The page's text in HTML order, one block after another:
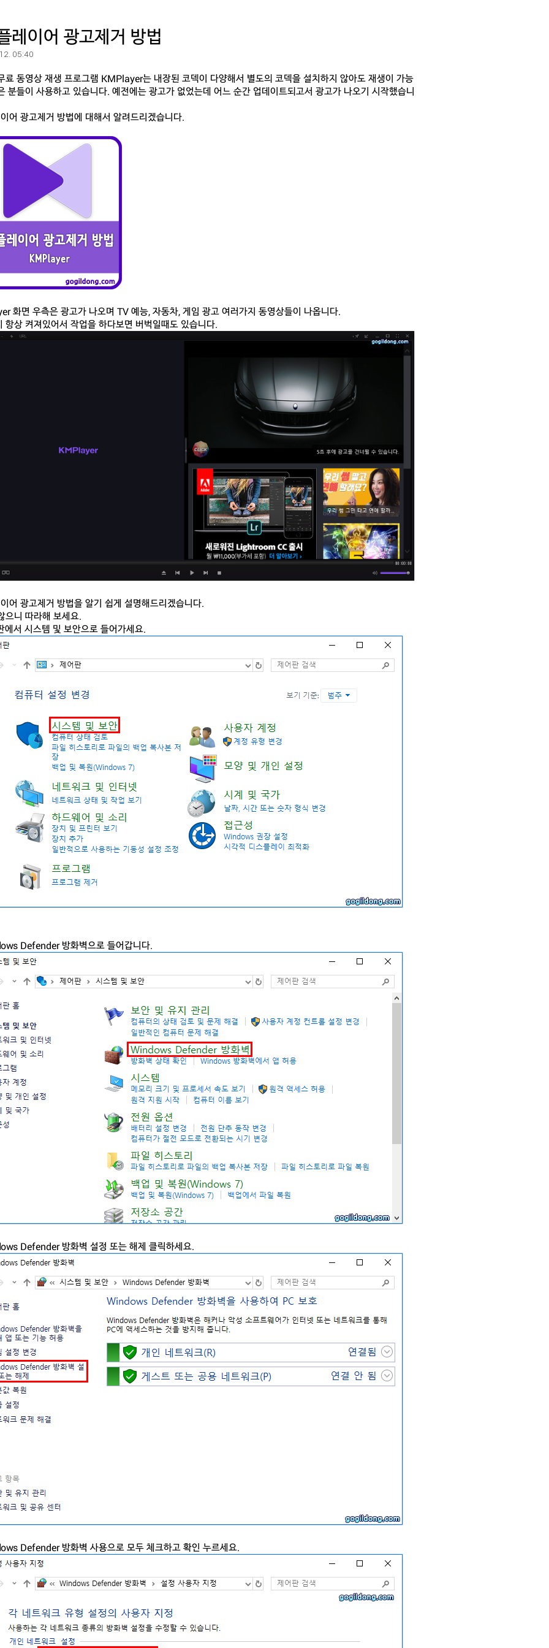
레이어 광고제거 방법
05:40
료 동영상 재생 프로그램 KMPlayer는 내장된 코덱이 다양해서 별도의 코덱을 설치하지 않아도 재생이 가능
분들이 사용하고 있습니다. 예전에는 광고가 없었는데 어느 순간 업데이트되고서 광고가 나오기 시작했습니
어 광고제거 방법에 대해서 알려드리겠습니다.
화면 우측은 광고가 나오며 TV 예능, 자동차, 게임 광고 여러가지 동영상들이 나옵니다.
항상 켜져있어서 작업을 하다보면 버벅일때도 있습니다.
어 광고제거 방법을 알기 쉽게 설명해드리겠습니다.
으니 따라해 보세요.
에서 시스템 및 보안으로 들어가세요.
Defender 방화벽으로 들어갑니다.
Defender 방화벽 설정 또는 해제 클릭하세요.
Defender 방화벽 사용으로 모두 체크하고 확인 누르세요.